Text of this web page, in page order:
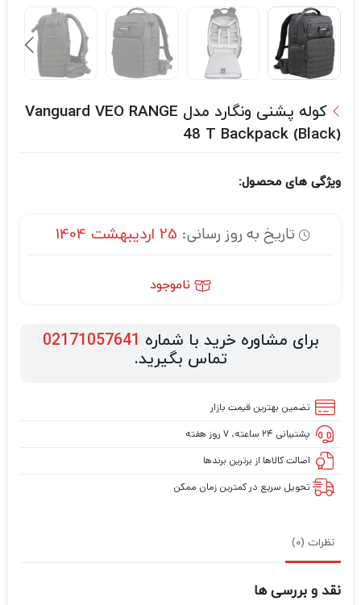
کوله پشنی ونگارد مدل Vanguard VEO RANGE
48 T Backpack (Black)
ویژگی های محصول:
تاریخ به روز رسانی: 25 اردیبهشت 1404
ناموجود
برای مشاوره خرید با شماره 02171057641
تماس بگیرید.
تضمین بهترین قیمت بازار
پشتیبانی ۲۴ ساعته، ۷ روز هفته
اصالت کالاها از برترین برندها
تحویل سریع در کمترین زمان ممکن
نظرات (0)
نقد و بررسی ها